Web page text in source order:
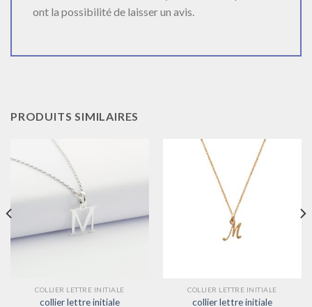
ont la possibilité de laisser un avis.
PRODUITS SIMILAIRES
COLLIER LETTRE INITIALE
collier lettre initiale
COLLIER LETTRE INITIALE
collier lettre initiale